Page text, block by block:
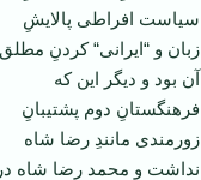
سیاست افراطی پالایشِ
زبان و “ایرانی“ كردنِ مطلق
آن بود و دیگر این كه
فرهنگستانِ دوم پشتیبانِ
زورمندی مانندِ رضا شاه
نداشت و محمد رضا شاه در